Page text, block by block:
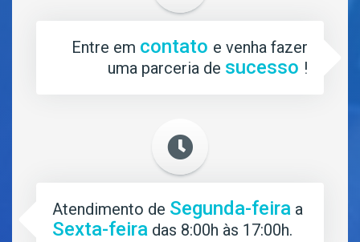
Entre em contato e venha fazer
uma parceria de sucesso !
Atendimento de Segunda-feira a
Sexta-feira das 8:00h às 17:00h.